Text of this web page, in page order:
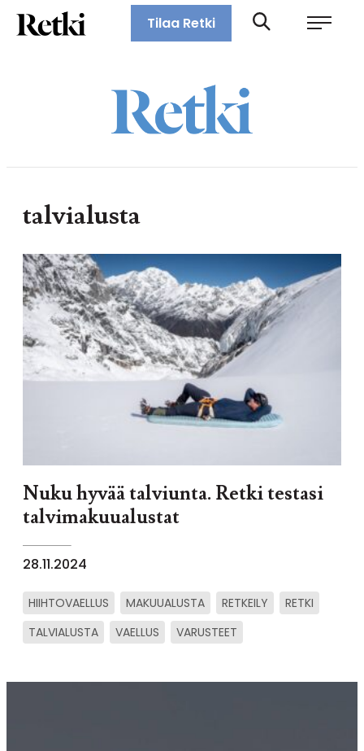
Siirry
suoraan
Retki-lehti
Tilaa Retki
talvialusta
Nuku hyvää talviunta. Retki testasi
talvimakuualustat
28.11.2024
HIIHTOVAELLUS MAKUUALUSTA RETKEILY
RETKI
TALVIALUSTA
VAELLUS VARUSTEET